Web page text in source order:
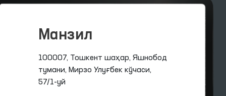
Манзил
100007, Тошкент шаҳар, Яшнобод
тумани, Мирзо Улуғбек кўчаси,
57/1-уй